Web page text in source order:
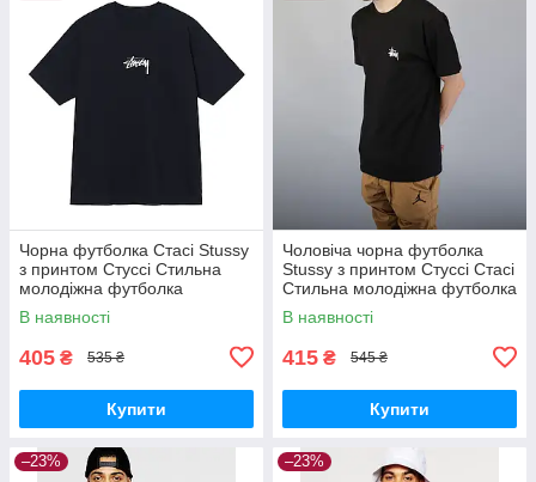
Чорна футболка Стасі Stussy
з принтом Стуссі Стильна
молодіжна футболка
чоловіча Розмір піідібрати
В наявності
405 ₴ 535 ₴
Купити
Чоловіча чорна футболка
Stussy з принтом Стуссі Стасі
Стильна молодіжна футболка
хлопцю Розмір піідібрати
В наявності
415 ₴ 545 ₴
Купити
–23% –23%